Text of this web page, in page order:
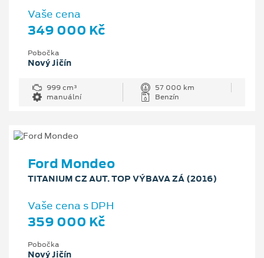
Vaše cena
349 000 Kč
Pobočka
Nový Jičín
999 cm³
57 000 km
manuální
Benzín
Ford Mondeo
TITANIUM CZ AUT. TOP VÝBAVA ZÁ (2016)
Vaše cena s DPH
359 000 Kč
Pobočka
Nový Jičín